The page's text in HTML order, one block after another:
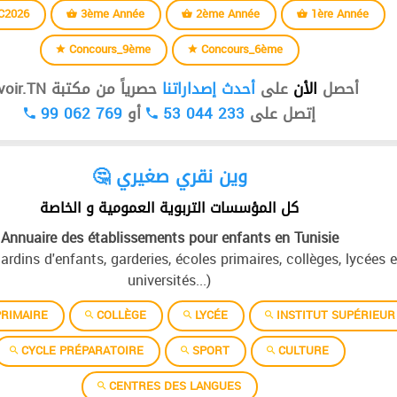
3ème Année 2ème Année
1ère Année
Concours_9ème
Concours_6ème
أحصل الأن على أحدث إصداراتنا حصرياً من مكتبة Devoir.TN
إتصل على 53 044 233 أو99 062 769
🤔 وين نقري صغيري
كل المؤسسات التربوية العمومية و الخاصة
Annuaire des établissements pour enfants en Tunisie
d'enfants, garderies, écoles primaires, collèges, lycées
universités...)
COLLÈGE LYCÉE
INSTITUT SUPÉRIEUR
CYCLE PRÉPARATOIRE
SPORT
CULTURE
CENTRES DES LANGUES